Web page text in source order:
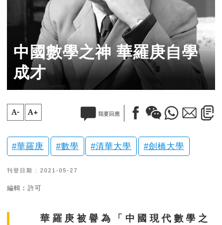
中國數學之神 華羅庚自學
成才
A- A+ 我要回應
華羅庚 數學 清華大學 劍橋大學
刊登日期 : 2021-05-27
編輯︰許可
華羅庚被譽為「中國現代數學之